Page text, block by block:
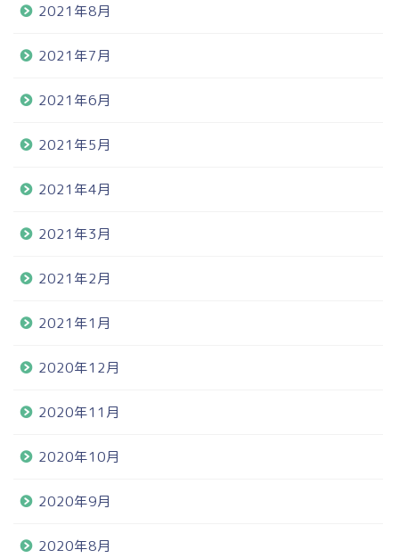
2021年8月
2021年7月
2021年6月
2021年5月
2021年4月
2021年3月
2021年2月
2021年1月
2020年12月
2020年11月
2020年10月
2020年9月
2020年8月